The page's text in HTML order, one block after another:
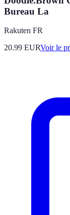
Bureau La
Rakuten FR
20.99 EURVoir le